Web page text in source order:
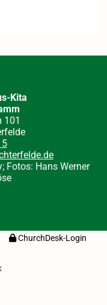
Kita
101
Fotos: Hans Werner
ChurchDesk-Login